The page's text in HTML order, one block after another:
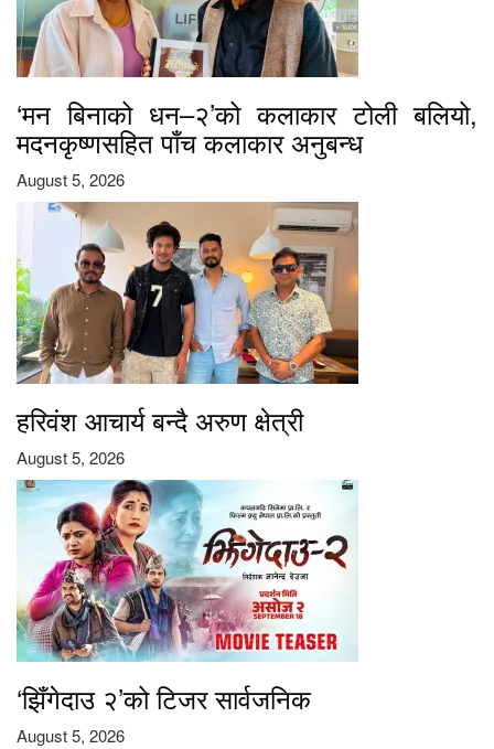
‘मन बिनाको धन–२’को कलाकार टोली बलियो,
मदनकृष्णसहित पाँच कलाकार अनुबन्ध
August 5, 2026
हरिवंश आचार्य बन्दै अरुण क्षेत्री
August 5, 2026
‘झिँगेदाउ २’को टिजर सार्वजनिक
August 5, 2026